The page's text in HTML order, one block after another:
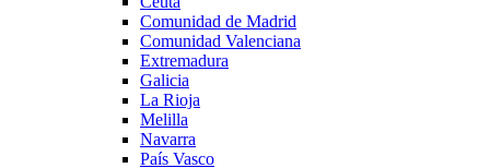
Comunidad de Madrid
Comunidad Valenciana
Extremadura
Galicia
La Rioja
Melilla
Navarra
País Vasco